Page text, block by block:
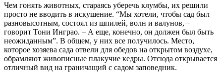
Чем гонять животных, стараясь уберечь клумбы, их решили
просто не вводить в искушение. “Мы хотели, чтобы сад был
разновысотным, состоял из шпилей, волн и валунов, –
говорит Тони Инграо. – А еще, конечно, он должен был быть
неожиданным”. В общем, у них все получилось. Место,
которое хозяева сада отвели для обедов на открытом воздухе,
обрамляют живописные плакучие кедры. Отсюда открывается
отличный вид на граничащий с садом заповедник.